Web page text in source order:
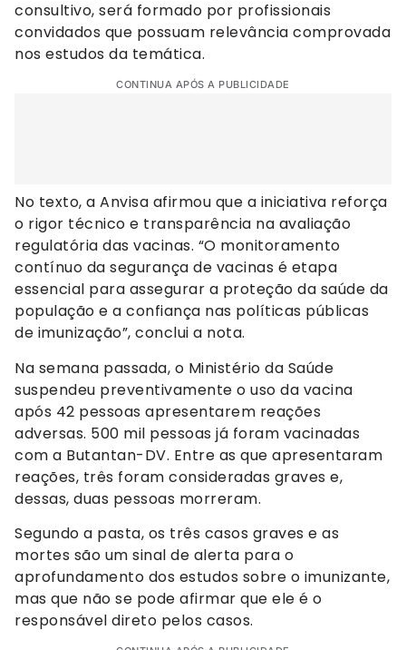
consultivo, será formado por profissionais
convidados que possuam relevância comprovada
nos estudos da temática.
CONTINUA APÓS A PUBLICIDADE
No texto, a Anvisa afirmou que a iniciativa reforça
o rigor técnico e transparência na avaliação
regulatória das vacinas. “O monitoramento
contínuo da segurança de vacinas é etapa
essencial para assegurar a proteção da saúde da
população e a confiança nas políticas públicas
de imunização”, conclui a nota.
Na semana passada, o Ministério da Saúde
suspendeu preventivamente o uso da vacina
após 42 pessoas apresentarem reações
adversas. 500 mil pessoas já foram vacinadas
com a Butantan-DV. Entre as que apresentaram
reações, três foram consideradas graves e,
dessas, duas pessoas morreram.
Segundo a pasta, os três casos graves e as
mortes são um sinal de alerta para o
aprofundamento dos estudos sobre o imunizante,
mas que não se pode afirmar que ele é o
responsável direto pelos casos.